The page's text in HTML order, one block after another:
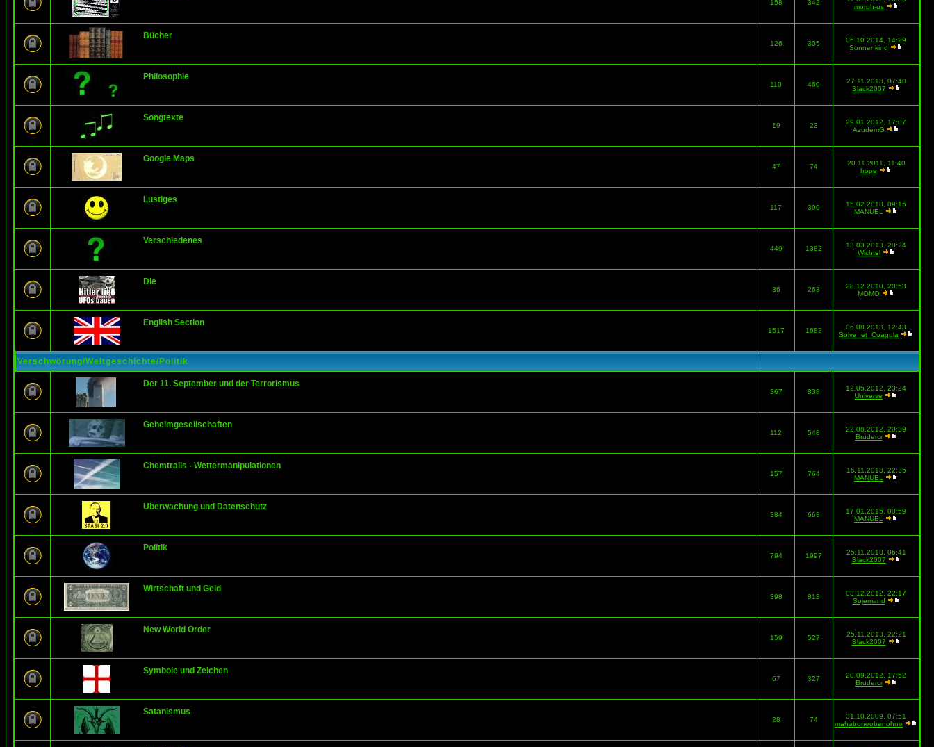
158 342
morph-us
Bücher
126 305
06.10.2014, 14:29
Sonnenkind
Philosophie
110 460
27.11.2013, 07:40
Black2007
Songtexte
19 23
29.01.2012, 17:07
AzudemG
Google Maps
47 74
20.11.2011, 11:40
hope
Lustiges
117 300
15.02.2013, 09:15
MANUEL
Verschiedenes
449 1382
13.03.2013, 20:24
Wichtel
Die
36 263
28.12.2010, 20:53
MOMO
English Section
1517 1682
06.08.2013, 12:43
Solve_et_Coagula
Verschwörung/Weltgeschichte/Politik
Der 11. September und der Terrorismus
367 838
12.05.2012, 23:24
Universe
Geheimgesellschaften
112 548
22.08.2012, 20:39
Brudercr
Chemtrails - Wettermanipulationen
157 764
16.11.2013, 22:35
MANUEL
Überwachung und Datenschutz
384 663
17.01.2015, 00:59
MANUEL
Politik
794 1997
25.11.2013, 06:41
Black2007
Wirtschaft und Geld
398 813
03.12.2012, 22:17
Sojemand
New World Order
159 527
25.11.2013, 22:21
Black2007
Symbole und Zeichen
67 327
20.09.2012, 17:52
Brudercr
Satanismus
28 74
31.10.2009, 07:51
mahaboneobenohne